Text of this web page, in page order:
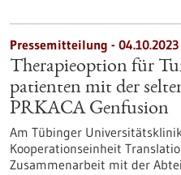
Pressemitteilung - 04.10.2023
Therapieoption für
patienten mit der
PRKACA Genfusion
Am Tübinger
Kooperationseinheit
Zusammenarbeit mit der